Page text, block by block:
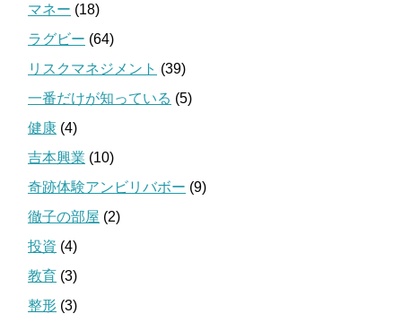
マネー (18)
ラグビー (64)
リスクマネジメント (39)
一番だけが知っている (5)
健康 (4)
吉本興業 (10)
奇跡体験アンビリバボー (9)
徹子の部屋 (2)
投資 (4)
教育 (3)
整形 (3)